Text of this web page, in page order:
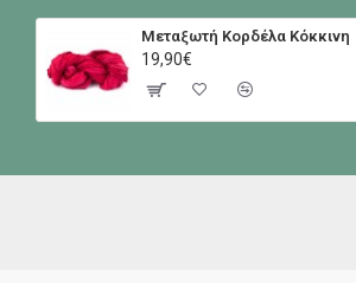
Μεταξωτή Κορδέλα Κόκκινη
19,90€